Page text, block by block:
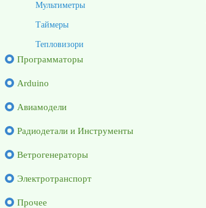
Мультиметры
Таймеры
Тепловизори
Программаторы
Arduino
Авиамодели
Радиодетали и Инструменты
Ветрогенераторы
Электротранспорт
Прочее